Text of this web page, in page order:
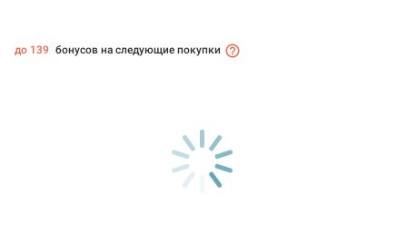
до 139 бонусов на следующие покупки